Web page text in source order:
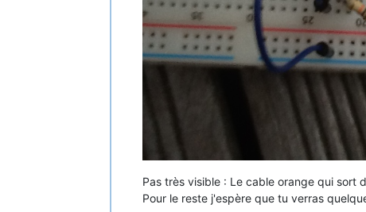
Pas très visible : Le cable orange qui sort
Pour le reste j'espère que tu verras